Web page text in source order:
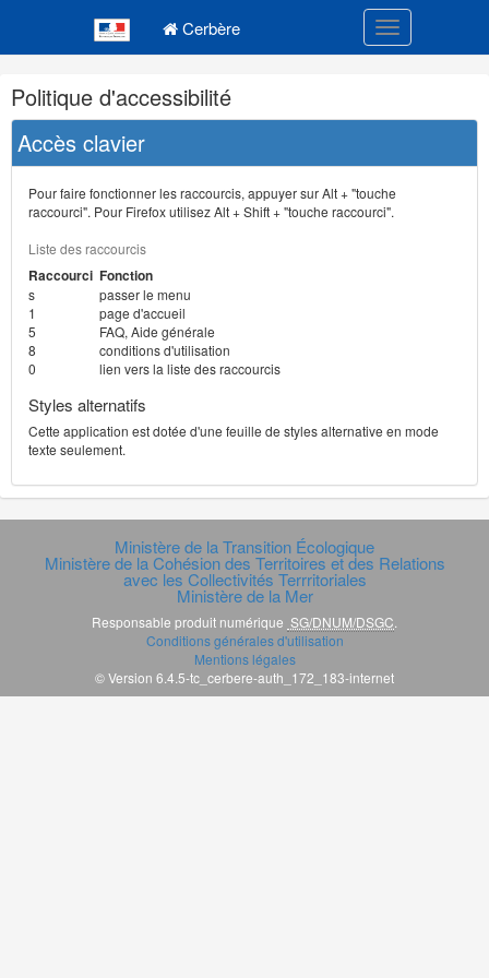
Cerbère Toggle
Navigation
et
outils
annexes
Politique d'accessibilité
Accès clavier
Pour faire fonctionner les raccourcis, appuyer sur Alt + "touche
raccourci". Pour Firefox utilisez Alt + Shift + "touche raccourci".
Liste des raccourcis
Raccourci Fonction
s
passer le menu
1
page d'accueil
5
FAQ, Aide générale
8
conditions d'utilisation
0
lien vers la liste des raccourcis
Styles alternatifs
Cette application est dotée d'une feuille de styles alternative en mode
texte seulement.
Ministère de la Transition Écologique
Ministère de la Cohésion des Territoires et des Relations
avec les Collectivités Terrritoriales
Ministère de la Mer
Responsable produit numérique SG/DNUM/DSGC
Conditions générales d'utilisation
Mentions légales
© Version 6.4.5-tc_cerbere-auth_172_183-internet